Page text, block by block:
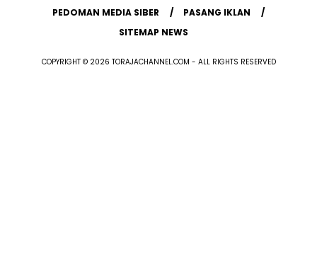
PEDOMAN MEDIA SIBER
PASANG IKLAN
SITEMAP NEWS
COPYRIGHT © 2026 TORAJACHANNEL.COM - ALL RIGHTS RESERVED